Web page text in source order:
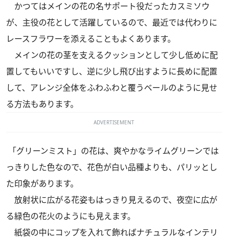
かつてはメインの花の名サポート役だったカスミソウ
が、主役の花として活躍しているので、最近では代わりに
レースフラワーを添えることもよくあります。
メインの花の茎を支えるクッションとして少し低めに配
置してもいいですし、逆に少し飛び出すように長めに配置
して、アレンジ全体をふわふわと覆うベールのように見せ
る方法もあります。
ADVERTISEMENT
「グリーンミスト」の花は、爽やかなライムグリーンでは
っきりした色なので、花色が白い品種よりも、パリッとし
た印象があります。
放射状に広がる花姿もはっきり見えるので、夜空に広が
る緑色の花火のようにも見えます。
紙袋の中にコップを入れて飾ればナチュラルなインテリ